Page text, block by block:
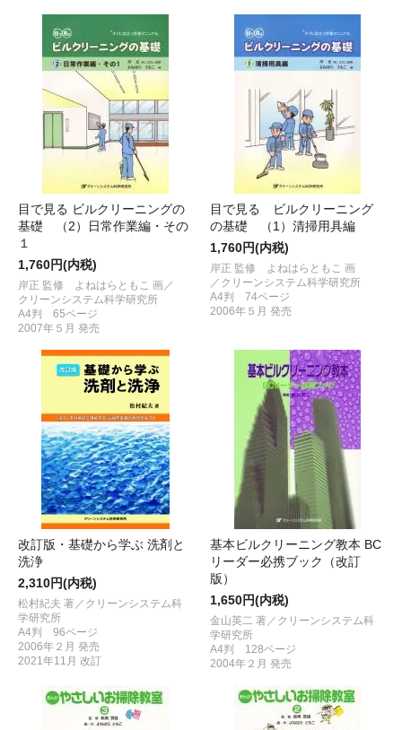
目で見る ビルクリーニングの
基礎 （2）日常作業編・その
１
1,760円(内税)
岸正 監修 よねはらともこ 画／
クリーンシステム科学研究所
A4判 65ページ
2007年５月 発売
目で見る ビルクリーニング
の基礎 （1）清掃用具編
1,760円(内税)
岸正 監修 よねはらともこ 画
／クリーンシステム科学研究所
A4判 74ページ
2006年５月 発売
改訂版・基礎から学ぶ 洗剤と
洗浄
2,310円(内税)
松村紀夫 著／クリーンシステム科
学研究所
A4判 96ページ
2006年２月 発売
2021年11月 改訂
基本ビルクリーニング教本 BC
リーダー必携ブック（改訂
版）
1,650円(内税)
金山英二 著／クリーンシステム科
学研究所
A4判 128ページ
2004年２月 発売